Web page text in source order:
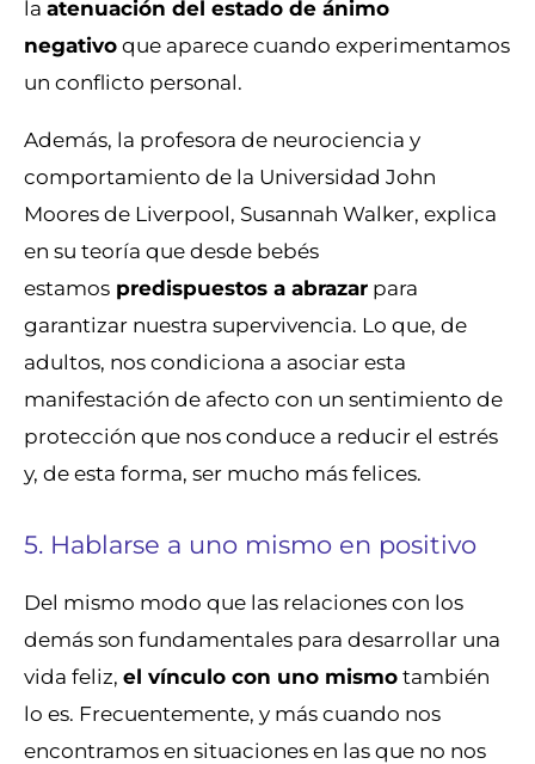
la atenuación del estado de ánimo
negativoque aparece cuando experimentamos
un conflicto personal.
Además, la profesora de neurociencia y
comportamiento de la Universidad John
Moores de Liverpool, Susannah Walker, explica
en su teoría que desde bebés
estamos predispuestos a abrazar para
garantizar nuestra supervivencia. Lo que, de
adultos, nos condiciona a asociar esta
manifestación de afecto con un sentimiento de
protección que nos conduce a reducir el estrés
y, de esta forma, ser mucho más felices.
5. Hablarse a uno mismo en positivo
Del mismo modo que las relaciones con los
demás son fundamentales para desarrollar una
vida feliz, el vínculo con uno mismotambién
lo es. Frecuentemente, y más cuando nos
encontramos en situaciones en las que no nos